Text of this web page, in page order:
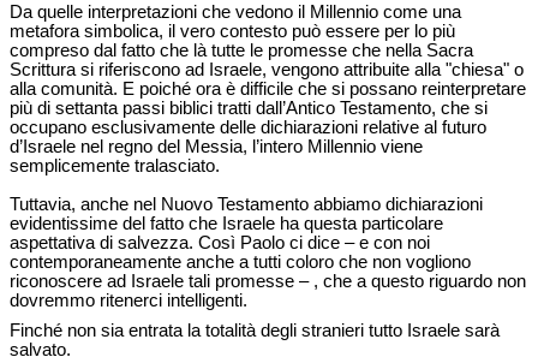
Da quelle interpretazioni che vedono il Millennio come una
metafora simbolica, il vero contesto può essere per lo più
compreso dal fatto che là tutte le promesse che nella Sacra
Scrittura si riferiscono ad Israele, vengono attribuite alla "chiesa" o
alla comunità. E poiché ora è difficile che si possano reinterpretare
più di settanta passi biblici tratti dall’Antico Testamento, che si
occupano esclusivamente delle dichiarazioni relative al futuro
d’Israele nel regno del Messia, l’intero Millennio viene
semplicemente tralasciato.
Tuttavia, anche nel Nuovo Testamento abbiamo dichiarazioni
evidentissime del fatto che Israele ha questa particolare
aspettativa di salvezza. Così Paolo ci dice – e con noi
contemporaneamente anche a tutti coloro che non vogliono
riconoscere ad Israele tali promesse – , che a questo riguardo non
dovremmo ritenerci intelligenti.
Finché non sia entrata la totalità degli stranieri tutto Israele sarà
salvato.